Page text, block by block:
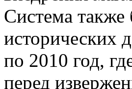
Система также
исторических
по 2010 год,
перед